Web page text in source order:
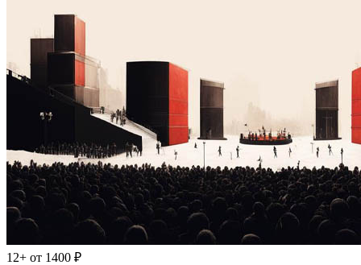
12+ от 1400 ₽